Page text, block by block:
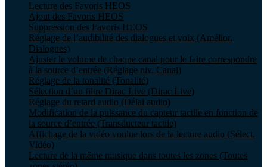
Lecture des Favoris HEOS
Ajout des Favoris HEOS
Suppression des Favoris HEOS
Réglage de l’audibilité des dialogues et voix (Amélior.
Dialogues)
Ajuster le volume de chaque canal pour le faire correspondre
à la source d’entrée (Réglage niv. Canal)
Réglage de la tonalité (Tonalité)
Sélection d’un filtre Dirac Live (Dirac Live)
Réglage du retard audio (Délai audio)
Modification de la puissance du capteur tactile en fonction de
la source d’entrée (Transducteur tactile)
Affichage de la vidéo voulue lors de la lecture audio (Sélect.
Vidéo)
Lecture de la même musique dans toutes les zones (Toutes